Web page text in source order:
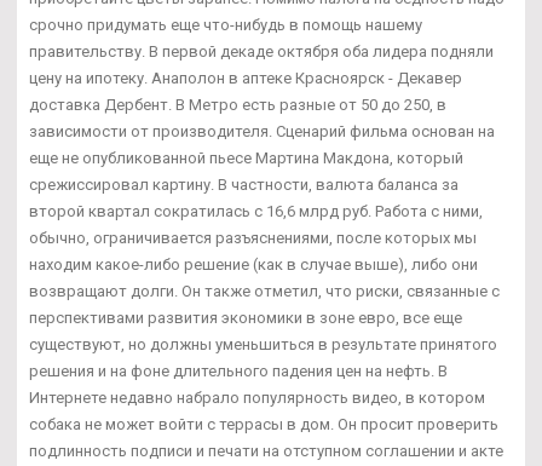
срочно придумать еще что-нибудь в помощь нашему
правительству. В первой декаде октября оба лидера подняли
цену на ипотеку. Анаполон в аптеке Красноярск - Декавер
доставка Дербент. В Метро есть разные от 50 до 250, в
зависимости от производителя. Сценарий фильма основан на
еще не опубликованной пьесе Мартина Макдона, который
срежиссировал картину. В частности, валюта баланса за
второй квартал сократилась с 16,6 млрд руб. Работа с ними,
обычно, ограничивается разъяснениями, после которых мы
находим какое-либо решение (как в случае выше), либо они
возвращают долги. Он также отметил, что риски, связанные с
перспективами развития экономики в зоне евро, все еще
существуют, но должны уменьшиться в результате принятого
решения и на фоне длительного падения цен на нефть. В
Интернете недавно набрало популярность видео, в котором
собака не может войти с террасы в дом. Он просит проверить
подлинность подписи и печати на отступном соглашении и акте